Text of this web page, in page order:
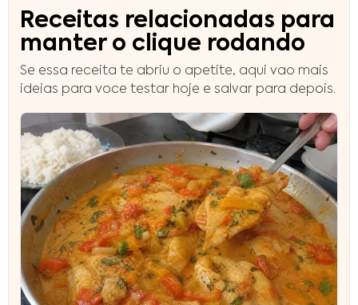
Receitas relacionadas para
manter o clique rodando
Se essa receita te abriu o apetite, aqui vao mais
ideias para voce testar hoje e salvar para depois.